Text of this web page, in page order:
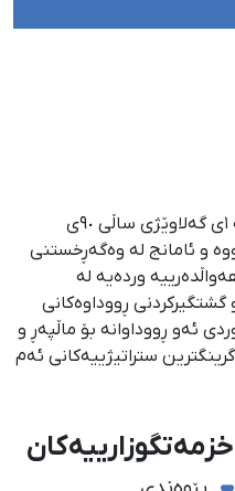
ئاژانسی هەواڵدەریی کوردستان، لە ١ی گەلاوێژی ساڵی ٩٠ی
و ئامانج لە وەگەڕخستنی
وردەیە لە
ڕووداوەكانی
ئەو ڕووداوانە بۆ ماڵپەڕ و
ستراتیژییەكانی ئەم
خزمەتگوزارییەکان